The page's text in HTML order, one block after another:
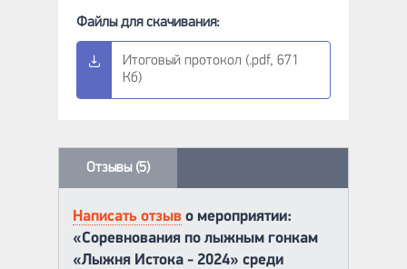
Итоговый протокол (.pdf, 671
Кб)
Отзывы (5)
Написать отзыв о мероприятии:
«Соревнования по лыжным гонкам
«Лыжня Истока - 2024» среди